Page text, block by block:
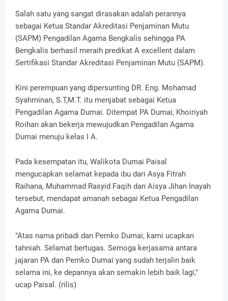
Salah satu yang sangat dirasakan adalah perannya
sebagai Ketua Standar Akreditasi Penjaminan Mutu
(SAPM) Pengadilan Agama Bengkalis sehingga PA
Bengkalis berhasil meraih predikat A excellent dalam
Sertifikasi Standar Akreditasi Penjaminan Mutu (SAPM).
Kini perempuan yang dipersunting DR. Eng. Mohamad
Syahminan, S.T,M.T. itu menjabat sebagai Ketua
Pengadilan Agama Dumai. Ditempat PA Dumai, Khoiriyah
Roihan akan bekerja mewujudkan Pengadilan Agama
Dumai menuju kelas I A.
Pada kesempatan itu, Walikota Dumai Paisal
mengucapkan selamat kepada ibu dari Asya Fitrah
Raihana, Muhammad Rasyid Faqih dan Aisya Jihan Inayah
tersebut, mendapat amanah sebagai Ketua Pengadilan
Agama Dumai.
"Atas nama pribadi dan Pemko Dumai, kami ucapkan
tahniah. Selamat bertugas. Semoga kerjasama antara
jajaran PA dan Pemko Dumai yang sudah terjalin baik
selama ini, ke depannya akan semakin lebih baik lagi,"
ucap Paisal. (rilis)